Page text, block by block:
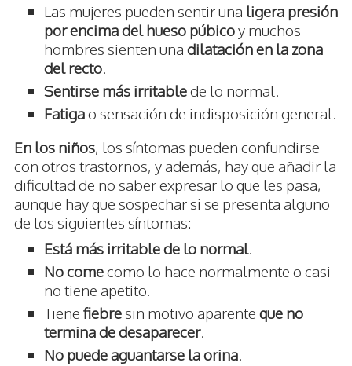
Las mujeres pueden sentir una ligera presión
por encima del hueso púbicoy muchos
hombres sienten una dilatación en la zona
del recto
Sentirse más irritablede lo normal.
Fatigao sensación de indisposición general.
En los niños, los síntomas pueden confundirse
con otros trastornos, y además, hay que añadir la
dificultad de no saber expresar lo que les pasa,
aunque hay que sospechar si se presenta alguno
de los siguientes síntomas:
Está más irritable de lo normal
No comecomo lo hace normalmente o casi
no tiene apetito.
Tiene fiebresin motivo aparente que no
termina de desaparecer.
No puede aguantarse la orina